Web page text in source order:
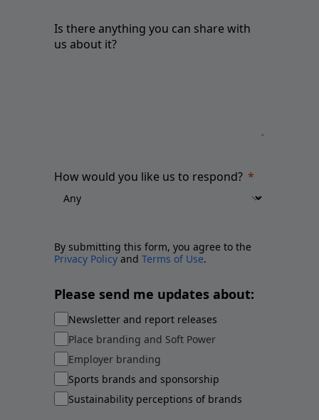
Is there anything you can share with
us about it?
How would you like us to respond?
By submitting this form, you agree to the
Privacy Policy and Terms of Use.
Please send me updates about:
Newsletter and report releases
Place branding and Soft Power
Employer branding
Sports brands and sponsorship
Sustainability perceptions of brands